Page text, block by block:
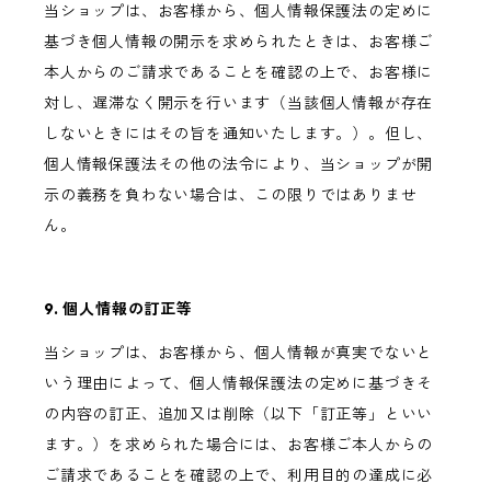
当ショップは、お客様から、個人情報保護法の定めに
基づき個人情報の開示を求められたときは、お客様ご
本人からのご請求であることを確認の上で、お客様に
対し、遅滞なく開示を行います（当該個人情報が存在
しないときにはその旨を通知いたします。）。但し、
個人情報保護法その他の法令により、当ショップが開
示の義務を負わない場合は、この限りではありませ
ん。
9. 個人情報の訂正等
当ショップは、お客様から、個人情報が真実でないと
いう理由によって、個人情報保護法の定めに基づきそ
の内容の訂正、追加又は削除（以下「訂正等」といい
ます。）を求められた場合には、お客様ご本人からの
ご請求であることを確認の上で、利用目的の達成に必